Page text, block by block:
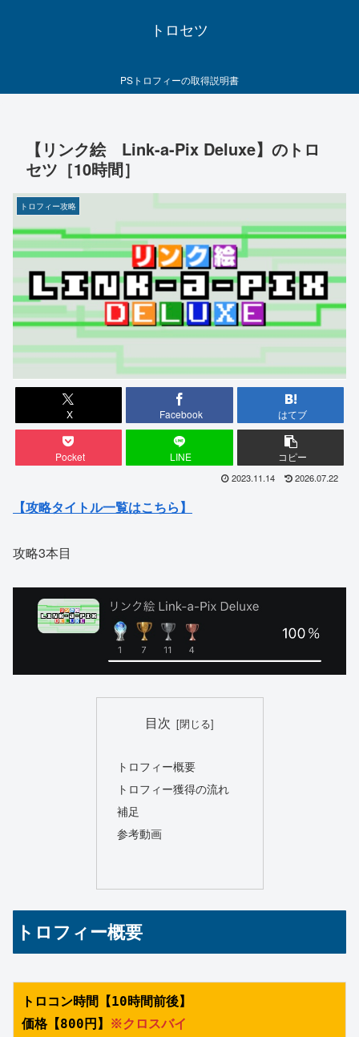
トロセツ
PSトロフィーの取得説明書
【リンク絵 Link-a-Pix Deluxe】のトロ
セツ［10時間］
トロフィー攻略
X Facebook はてブ
Pocket LINE コピー
2023.11.14 2026.07.22
【攻略タイトル一覧はこちら】
攻略3本目
目次
トロフィー概要
トロフィー獲得の流れ
補足
参考動画
トロフィー概要
トロコン時間【10時間前後】
価格【800円】
※クロスバイ